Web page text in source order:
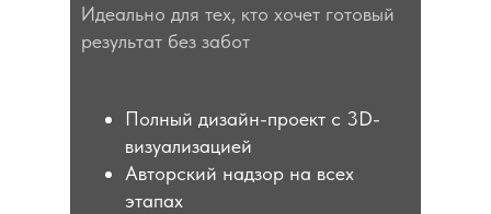
Идеально для тех, кто хочет готовый
результат без забот
Полный дизайн-проект с 3D-
визуализацией
Авторский надзор на всех
этапах